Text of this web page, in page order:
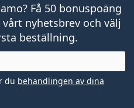
Få 50 bonuspoäng
nyhetsbrev och välj
beställning.
du behandlingen av dina